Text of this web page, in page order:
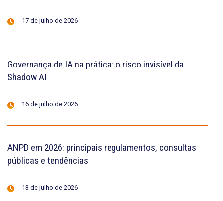
17 de julho de 2026
Governança de IA na prática: o risco invisível da
Shadow AI
16 de julho de 2026
ANPD em 2026: principais regulamentos, consultas
públicas e tendências
13 de julho de 2026